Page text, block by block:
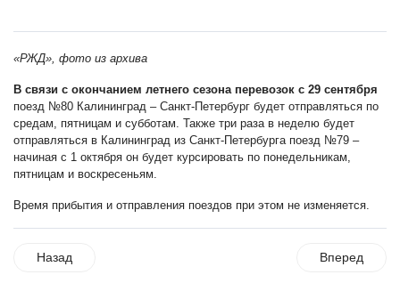
«РЖД», фото из архива
В связи с окончанием летнего сезона перевозок с 29 сентября
поезд №80 Калининград – Санкт-Петербург будет отправляться по
средам, пятницам и субботам. Также три раза в неделю будет
отправляться в Калининград из Санкт-Петербурга поезд №79 –
начиная с 1 октября он будет курсировать по понедельникам,
пятницам и воскресеньям.
Время прибытия и отправления поездов при этом не изменяется.
Назад Вперед